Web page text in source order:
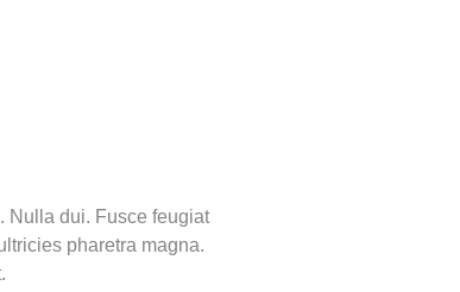
Nulla dui. Fusce feugiat
pharetra magna.